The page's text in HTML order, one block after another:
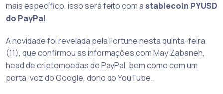
mais específico, isso será feito com a stablecoin PYUSD
do PayPal.
A novidade foi revelada pela Fortune nesta quinta-feira
(11), que confirmou as informações com May Zabaneh,
head de criptomoedas do PayPal, bem como com um
porta-voz do Google, dono do YouTube.